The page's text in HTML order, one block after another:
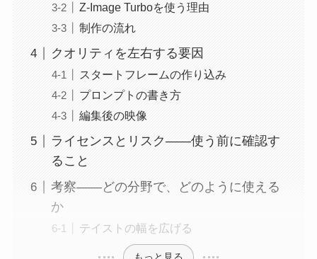
Z-Image Turboを使う理由
制作の流れ
クオリティを左右する要因
スタートフレームの作り込み
プロンプトの書き方
編集後の映像
ライセンスとリスク——使う前に確認す
ること
考察——どの分野で、どのように使える
か
テイストの幅を広げる
もっと見る